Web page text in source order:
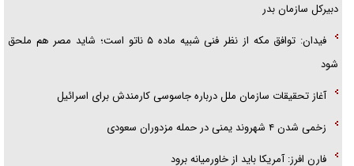
دبیرکل سازمان بدر
فیدان: توافق مکه از نظر فنی شبیه ماده ۵ ناتو است؛ شاید مصر هم ملحق
شود
آغاز تحقیقات سازمان ملل درباره جاسوسی کارمندش برای اسرائیل
زخمی شدن ۴ شهروند یمنی در حمله مزدوران سعودی
فارن افرز: آمریکا باید از خاورمیانه برود